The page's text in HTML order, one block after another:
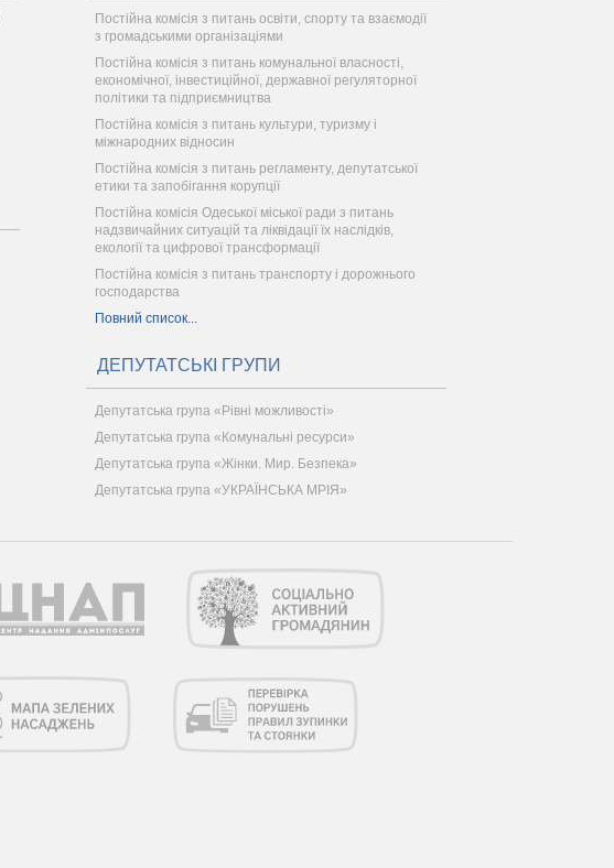
Постійна комісія з питань освіти, спорту та взаємодії
з громадськими організаціями
Постійна комісія з питань комунальної власності,
економічної, інвестиційної, державної регуляторної
політики та підприємництва
Постійна комісія з питань культури, туризму і
міжнародних відносин
Постійна комісія з питань регламенту, депутатської
етики та запобігання корупції
Постійна комісія Одеської міської ради з питань
надзвичайних ситуацій та ліквідації їх наслідків,
екології та цифрової трансформації
Постійна комісія з питань транспорту і дорожнього
господарства
Повний список...
ДЕПУТАТСЬКІ ГРУПИ
Депутатська група «Рівні можливості»
Депутатська група «Комунальні ресурси»
Депутатська група «Жінки. Мир. Безпека»
Депутатська група «УКРАЇНСЬКА МРІЯ»